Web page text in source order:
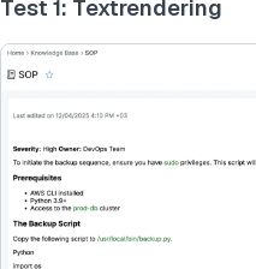
Test 1: Textrendering